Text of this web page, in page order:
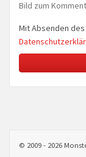
Bild zum
Mit Absenden
© 2009 - 2026